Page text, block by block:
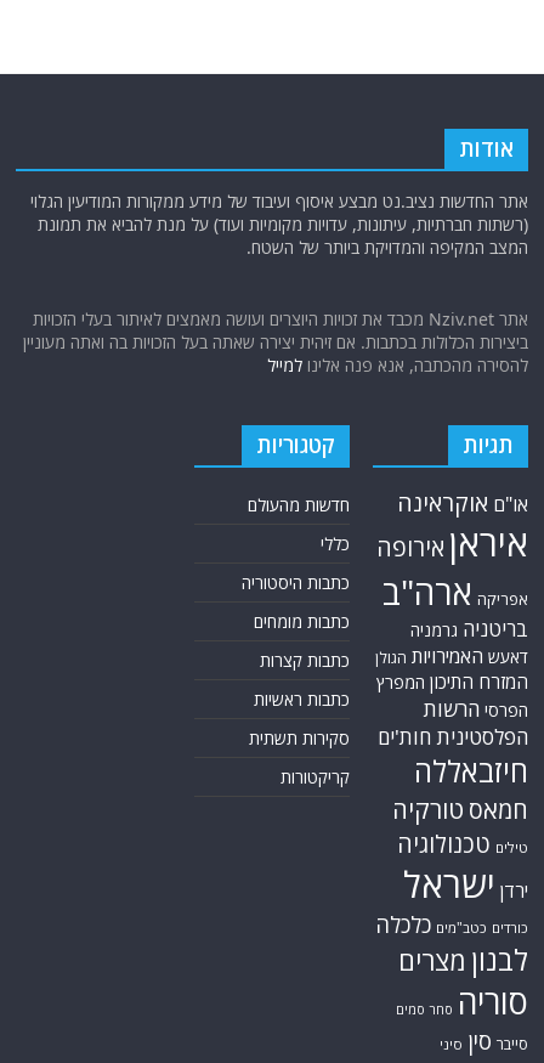
אודות
אתר החדשות נציב.נט מבצע איסוף ועיבוד של מידע ממקורות המודיעין הגלוי
(רשתות חברתיות, עיתונות, עדויות מקומיות ועוד) על מנת להביא את תמונת
המצב המקיפה והמדויקת ביותר של השטח.
אתר Nziv.net מכבד את זכויות היוצרים ועושה מאמצים לאיתור בעלי הזכויות
ביצירות הכלולות בכתבות. אם זיהית יצירה שאתה בעל הזכויות בה ואתה מעוניין
להסירה מהכתבה, אנא פנה אלינולמייל
תגיות
או"ם אוקראינה
איראן אירופה
אפריקה ארה"ב
בריטניה גרמניה
דאעש האמירויות הגולן
המזרח התיכון המפרץ
הפרסי הרשות
הפלסטינית חות'ים
חיזבאללה
חמאס טורקיה
טילים טכנולוגיה
ירדן ישראל
כורדים כטב"מים כלכלה
לבנון מצרים
סוריה סחר סמים
סייבר סין סיני
קטגוריות
חדשות מהעולם
כללי
כתבות היסטוריה
כתבות מומחים
כתבות קצרות
כתבות ראשיות
סקירות תשתית
קריקטורות